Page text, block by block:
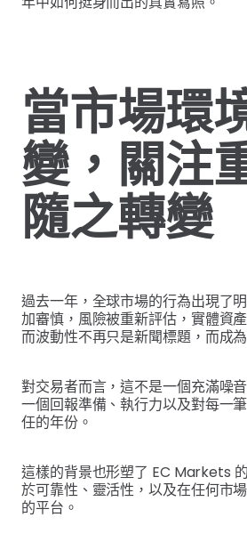
當市場環
變，關注
隨之轉變
過去一年，全球市場的行為出現了
加審慎，風險被重新評估，實體資
而波動性不再只是新聞標題，而成
對交易者而言，這不是一個充滿噪
一個回報準備、執行力以及對每一
任的年份。
這樣的背景也形塑了 EC Markets
於可靠性、靈活性，以及在任何市
的平台。